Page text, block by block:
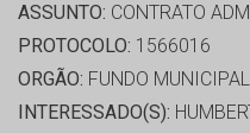
ASSUNTO: CONTRATO
PROTOCOLO: 1566016
ORGÃO: FUNDO
INTERESSADO(S):